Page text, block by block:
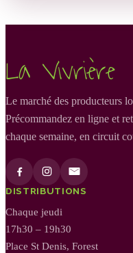
La Vivrière
Le marché des producteurs
Précommandez en ligne et
chaque semaine, en circuit
DISTRIBUTIONS
Chaque jeudi
17h30 – 19h30
Place St Denis, Forest